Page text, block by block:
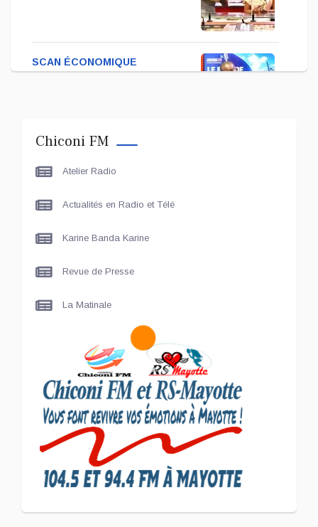
SCAN ÉCONOMIQUE
L'Association Zé Run pour
17 Communes
Le grand entretien avec Le
SCAN ÉCONOMIQUE
Le président de
l'association Coup de
Pouce a partagé sa vision
d'un entrepreneuriat
CULTURE ET SOCIÉTÉ
L'association Marovoanio
et Reska NI Kalamu pour la
Langue KIBOSI
Chiconi FM
Atelier Radio
Actualités en Radio et Télé
Karine Banda Karine
Revue de Presse
La Matinale